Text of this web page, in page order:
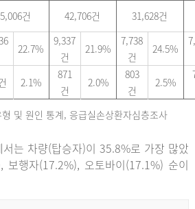
건 42,706건 31,628건
22.7%
9,337
건
21.9%
7,738
건
24.5%
2.1%
871
건
2.0%
803
건
2.5%
및 원인 통계, 응급실손상환자심층조사
는 차량(탑승자)이 35.8%로 가장 많았
보행자(17.2%), 오토바이(17.1%) 순이